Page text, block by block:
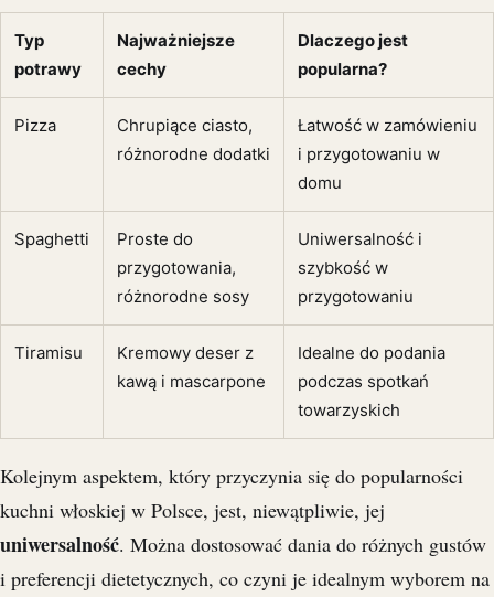
Typ
potrawy
Najważniejsze
cechy
Dlaczego jest
popularna?
Pizza
Chrupiące ciasto,
różnorodne dodatki
Łatwość w zamówieniu
i przygotowaniu w
domu
Spaghetti
Proste do
przygotowania,
różnorodne sosy
Uniwersalność i
szybkość w
przygotowaniu
Tiramisu
Kremowy deser z
kawą i mascarpone
Idealne do podania
podczas spotkań
towarzyskich
Kolejnym aspektem, który przyczynia się do popularności
kuchni włoskiej w Polsce, jest, niewątpliwie, jej
uniwersalność. Można dostosować dania do różnych gustów
i preferencji dietetycznych, co czyni je idealnym wyborem na